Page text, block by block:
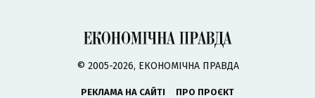
© 2005-2026, ЕКОНОМІЧНА ПРАВДА
РЕКЛАМА НА САЙТІ
ПРО ПРОЄКТ